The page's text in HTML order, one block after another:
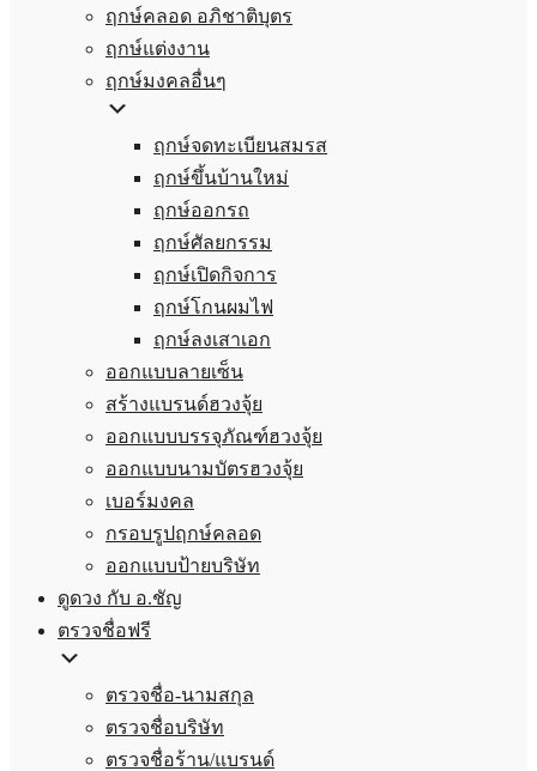
ฤกษ์คลอด อภิชาติบุตร
ฤกษ์แต่งงาน
ฤกษ์มงคลอื่นๆ
ฤกษ์จดทะเบียนสมรส
ฤกษ์ขึ้นบ้านใหม่
ฤกษ์ออกรถ
ฤกษ์ศัลยกรรม
ฤกษ์เปิดกิจการ
ฤกษ์โกนผมไฟ
ฤกษ์ลงเสาเอก
ออกแบบลายเซ็น
สร้างแบรนด์ฮวงจุ้ย
ออกแบบบรรจุภัณฑ์ฮวงจุ้ย
ออกแบบนามบัตรฮวงจุ้ย
เบอร์มงคล
กรอบรูปฤกษ์คลอด
ออกแบบป้ายบริษัท
ดูดวง กับ อ.ชัญ
ตรวจชื่อฟรี
ตรวจชื่อ-นามสกุล
ตรวจชื่อบริษัท
ตรวจชื่อร้าน/แบรนด์